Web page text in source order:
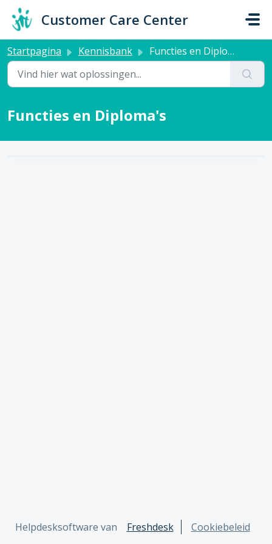
Doorgaan naar hoofdinhoud
Customer Care Center
Startpagina Kennisbank Functies en Diploma's
Functies en Diploma's
Helpdesksoftware van Freshdesk Cookiebeleid